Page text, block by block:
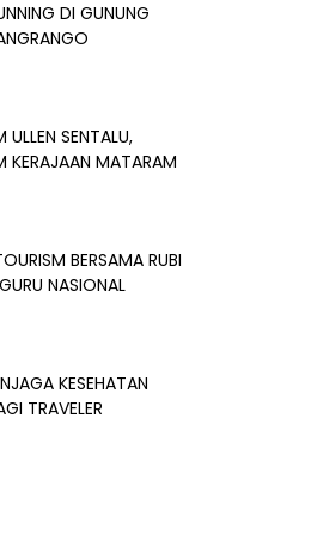
DI GUNUNG
ULLEN SENTALU,
KERAJAAN MATARAM
BERSAMA RUBI
NASIONAL
KESEHATAN
TRAVELER